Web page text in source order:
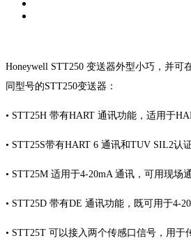
Honeywell STT250 变送器外型小巧，并可
同型号的STT250变送器：
• STT25H 带有HART 通讯功能，适用于
• STT25S带有HART 6 通讯和TUV SIL2认
• STT25M 适用于4-20mA 通讯，可用现场
• STT25D 带有DE 通讯功能，既可用于4-
• STT25T 可以接入两个传感口信号，用于